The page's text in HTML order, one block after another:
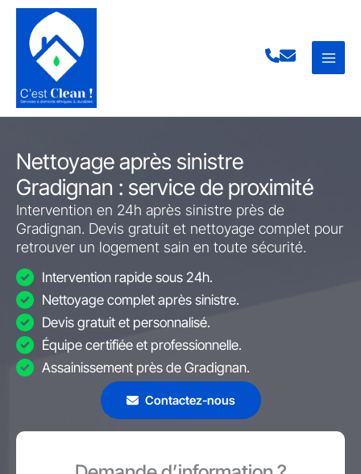
Aller
contenu
Nettoyage après sinistre
Gradignan : service de proximité
Intervention en 24h après sinistre près de
Gradignan. Devis gratuit et nettoyage complet pour
retrouver un logement sain en toute sécurité.
Intervention rapide sous 24h.
Nettoyage complet après sinistre.
Devis gratuit et personnalisé.
Équipe certifiée et professionnelle.
Assainissement près de Gradignan.
Contactez-nous